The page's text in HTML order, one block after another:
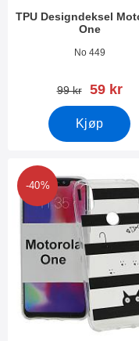
TPU Designdeksel
One
Varenummer 29315
No 449
gammel pris
99 kr ny pris
59 kr
Kjøp
-40%
Merk tPU